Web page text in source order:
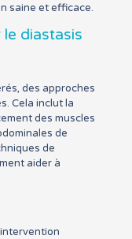
saine et efficace.
diastasis
des approches
Cela inclut la
des muscles
de
de
aider à